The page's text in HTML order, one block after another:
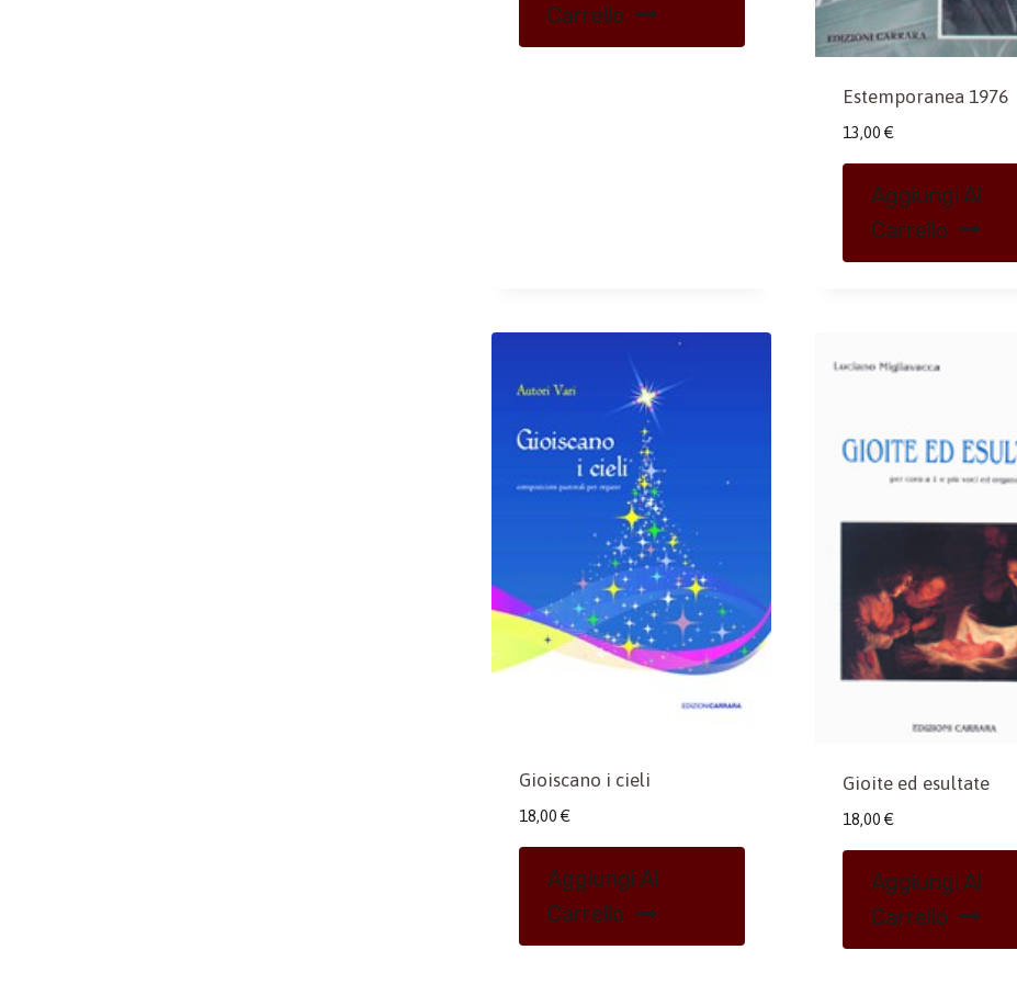
Carrello
Estemporanea 1976
13,00 €
Aggiungi Al
Carrello
Gioiscano i cieli
18,00 €
Aggiungi Al
Carrello
Gioite ed esultate
18,00 €
Aggiungi Al
Carrello